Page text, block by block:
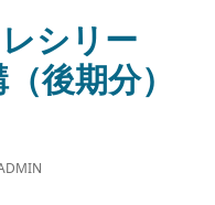
シリー
後期分）